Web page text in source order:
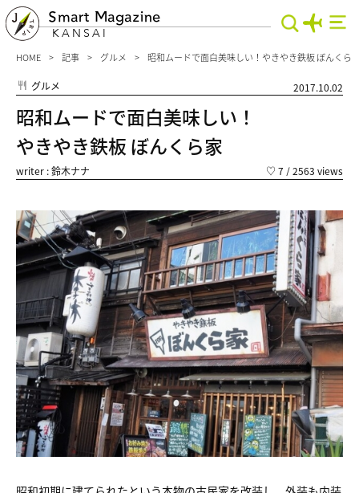
Smart Magazine
KANSAI
HOME 記事 グルメ 昭和ムードで面白美味しい！やきやき鉄板 ぼんくら
グルメ 2017.10.02
昭和ムードで面白美味しい！
やきやき鉄板 ぼんくら家
writer : 鈴木ナナ ♡ 7 / 2563 views